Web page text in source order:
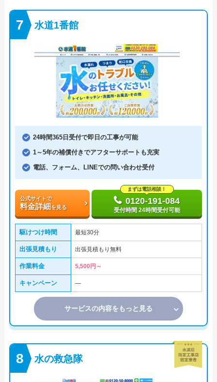
水道1番館
24時間365日受付で即日の工事が可能
1～5年の補償付きでアフターサポートも充実
電話、フォーム、LINEでの問い合わせ受付
公式サイトで
料金詳細を見る
まずは電話相談！
0120-191-084
受付時間 24時間受付可能
駆けつけ時間 最短30分
出張見積もり 出張見積もり無料
作業料金 5,500円～
キャンペーン ―
サービスの内容をもっと見る
水の救急隊